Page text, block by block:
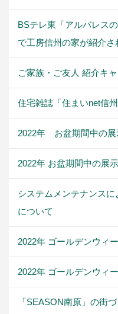
BSテレ東「アルバレス
で工房信州の家が紹介さ
ご家族・ご友人 紹介キ
住宅雑誌「住まいnet信
2022年 お盆期間中の展
2022年 お盆期間中の展
システムメンテナンス
について
2022年 ゴールデンウィ
2022年 ゴールデンウィ
「SEASON南原」の街